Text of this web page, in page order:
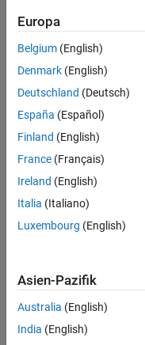
Europa
Belgium (English)
Denmark (English)
Deutschland (Deutsch)
España (Español)
Finland (English)
France (Français)
Ireland (English)
Italia (Italiano)
Luxembourg (English)
Asien-Pazifik
Australia (English)
India (English)
Trust Center
Datendiebstahl
© 1994-2026 The